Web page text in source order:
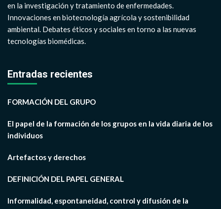
en la investigación y tratamiento de enfermedades.
Innovaciones en biotecnología agrícola y sostenibilidad
ambiental. Debates éticos y sociales en torno a las nuevas
tecnologías biomédicas.
Entradas recientes
FORMACIÓN DEL GRUPO
El papel de la formación de los grupos en la vida diaria de los
individuos
Artefactos y derechos
DEFINICIÓN DEL PAPEL GENERAL
Informalidad, espontaneidad, control y difusión de la